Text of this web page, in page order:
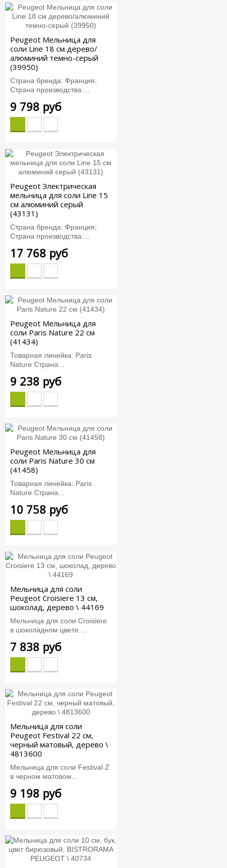
Peugeot Мельница для
соли Line 18 см дерево/
алюминий темно-серый
(39950)
Страна бренда: Франция;
Страна производства:...
9 798 руб
Peugeot Электрическая
мельница для соли Line 15
см алюминий серый
(43131)
Страна бренда: Франция;
Страна производства:...
17 768 руб
Peugeot Мельница для
соли Paris Nature 22 см
(41434)
Товарная линейка: Paris
Nature Страна...
9 238 руб
Peugeot Мельница для
соли Paris Nature 30 см
(41458)
Товарная линейка: Paris
Nature Страна...
10 758 руб
Мельница для соли
Peugeot Croisiere 13 см,
шоколад, дерево \ 44169
Мельница для соли Croisiere
в шоколадном цвете....
7 838 руб
Мельница для соли
Peugeot Festival 22 см,
черный матовый, дерево \
4813600
Мельница для соли Festival Z
в черном матовом...
9 198 руб